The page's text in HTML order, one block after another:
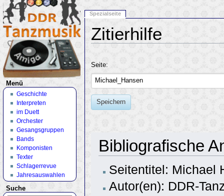
Zitierhilfe
Seite:
Speichern
Bibliografische
Seitentitel: Michael
Autor(en): DDR-
Spezialseite
Menü
Geschichte
Interpreten
im Duett
Orchester
Gesangsgruppen
Bands
Komponisten
Texter
Schlagerrevue
Jahresauswahlen
Suche